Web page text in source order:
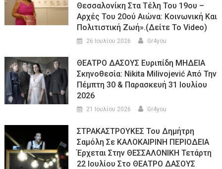
Θεσσαλονίκη Στα Τέλη Του 19ου –
Αρχές Του 20ού Αιώνα: Κοινωνική Και
Πολιτιστική Ζωή».(Δείτε Το Video)
26 Ιουλίου 2026 Gr4you
ΘΕΑΤΡΟ ΔΑΣΟΥΣ Ευριπίδη ΜΗΔΕΙΑ
Σκηνοθεσία: Nikita Milivojević Από Την
Πέμπτη 30 & Παρασκευή 31 Ιουλίου
2026
21 Ιουλίου 2026 Gr4you
ΣΤΡΑΚΑΣΤΡΟΥΚΕΣ Του Δημήτρη
Σαμόλη Σε ΚΑΛΟΚΑΙΡΙΝΗ ΠΕΡΙΟΔΕΙΑ
Έρχεται Στην ΘΕΣΣΑΛΟΝΙΚΗ Τετάρτη
22 Ιουλίου Στο ΘΕΑΤΡΟ ΔΑΣΟΥΣ